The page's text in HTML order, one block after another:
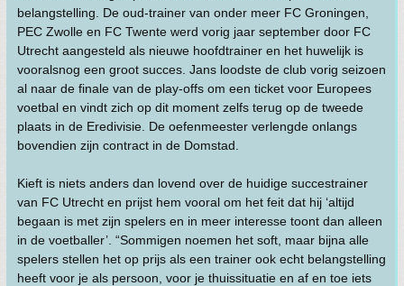
belangstelling. De oud-trainer van onder meer FC Groningen,
PEC Zwolle en FC Twente werd vorig jaar september door FC
Utrecht aangesteld als nieuwe hoofdtrainer en het huwelijk is
vooralsnog een groot succes. Jans loodste de club vorig seizoen
al naar de finale van de play-offs om een ticket voor Europees
voetbal en vindt zich op dit moment zelfs terug op de tweede
plaats in de Eredivisie. De oefenmeester verlengde onlangs
bovendien zijn contract in de Domstad.
Kieft is niets anders dan lovend over de huidige succestrainer
van FC Utrecht en prijst hem vooral om het feit dat hij ‘altijd
begaan is met zijn spelers en in meer interesse toont dan alleen
in de voetballer’. “Sommigen noemen het soft, maar bijna alle
spelers stellen het op prijs als een trainer ook echt belangstelling
heeft voor je als persoon, voor je thuissituatie en af en toe iets